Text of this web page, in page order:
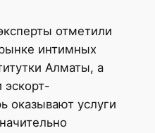
отметили
интимных
Алматы, а
эскорт-
оказывают услуги